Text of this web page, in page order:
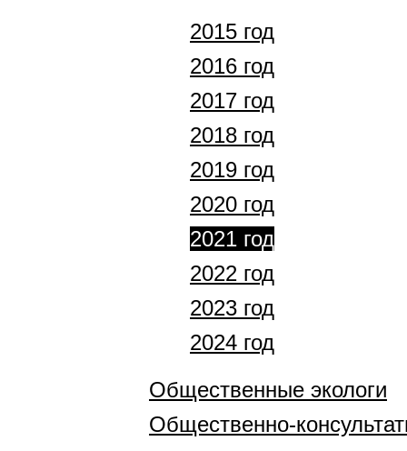
2015 год
2016 год
2017 год
2018 год
2019 год
2020 год
2021 год
2022 год
2023 год
2024 год
Общественные экологи
Общественно-